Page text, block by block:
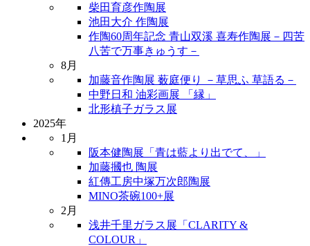
柴田育彦作陶展
池田大介 作陶展
作陶60周年記念 青山双溪 喜寿作陶展－四苦
八苦で万事きゅうす－
8月
加藤音作陶展 薮庭便り －草思ふ 草語る－
中野日和 油彩画展 「縁」
北形槙子ガラス展
2025年
1月
阪本健陶展「青は藍より出でて、」
加藤摑也 陶展
紅傳工房中塚万次郎陶展
MINO茶碗100+展
2月
浅井千里ガラス展「CLARITY &
COLOUR」